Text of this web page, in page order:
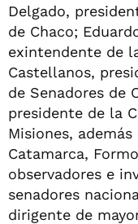
Delgado,
de Chaco;
exintendente de
Castellanos,
de Senadores de
presidente de la
Misiones,
Catamarca,
observadores e
senadores
dirigente de